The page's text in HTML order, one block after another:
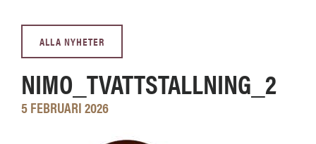
ALLA NYHETER
NIMO_TVATTSTALLNING_2
5 FEBRUARI 2026